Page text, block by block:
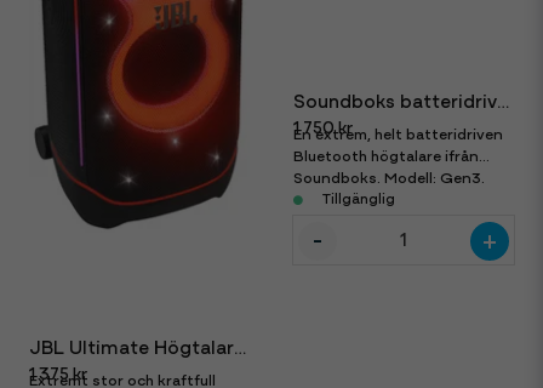
JBL Ultimate Högtalare med bluetooth
1 375 kr
Extremt stor och kraftfull
Soundboks batteridriven högtalare med Bluetooth
1 750 kr
En extrem, helt batteridriven
Bluetooth högtalare ifrån
Soundboks. Modell: Gen3.
Överlägset bäst, helt utan
sladdar! Ta med den överallt!
Tillgänglig
- +